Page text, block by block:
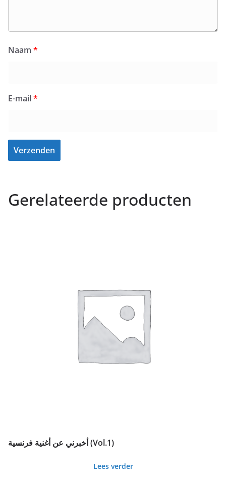
Naam *
E-mail*
Gerelateerde producten
أخبرني عن أغنية فرنسية (Vol.1)
Lees verder